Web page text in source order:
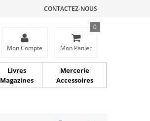
CONTACTEZ-NOUS
Mon Compte Mon Panier
0
Livres
Magazines
Mercerie
Accessoires